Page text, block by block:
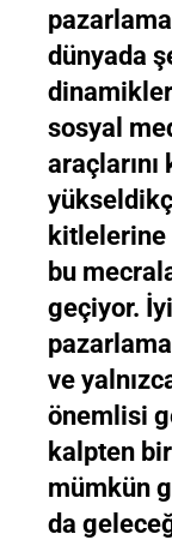
dünyada
sosyal
araçlarını
kitlelerine
bu
geçiyor.
ve
önemlisi
kalpten
mümkün
da